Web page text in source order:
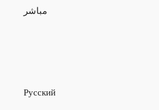
مباشر
Русский